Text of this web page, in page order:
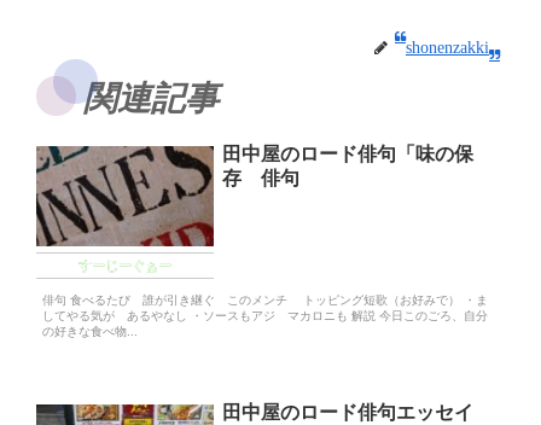
shonenzakki
関連記事
すーじーぐぁー
田中屋のロード俳句「味の保
存 俳句
俳句 食べるたび 誰が引き継ぐ このメンチ トッピング短歌（お好みで） ・ま
してやる気が あるやなし ・ソースもアジ マカロニも 解説 今日このごろ、自分
の好きな食べ物...
田中屋のロード俳句エッセイ